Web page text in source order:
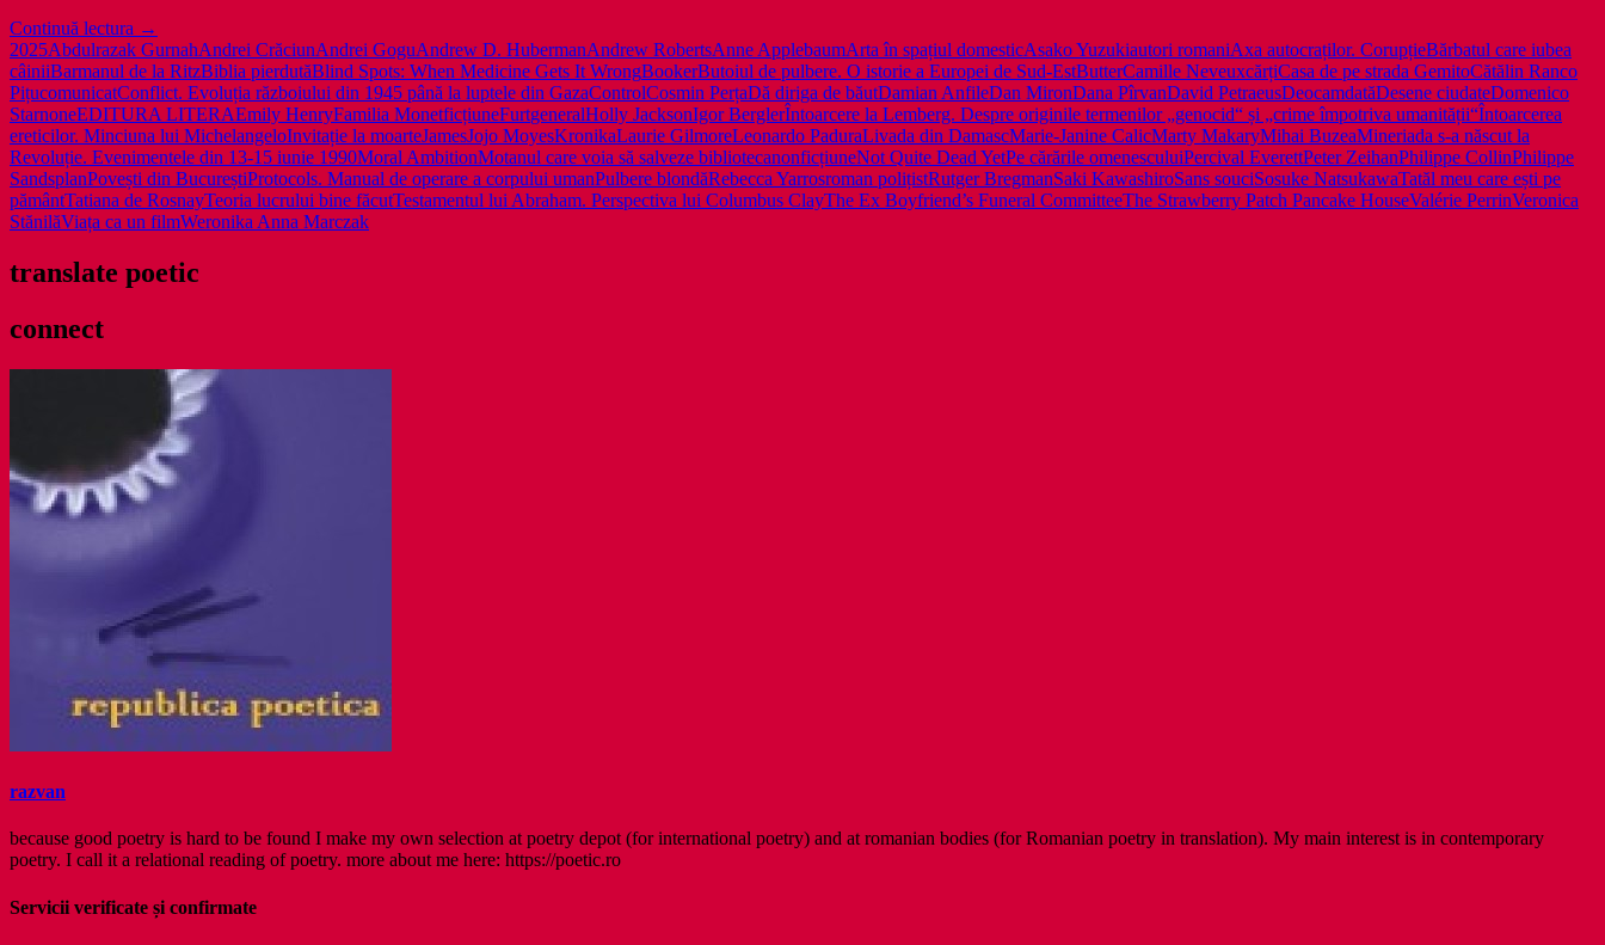
Continuă lectura Care-
i
planul
editurii
Litera
cu
cărțile
din
2025
→
2025Abdulrazak GurnahAndrei CrăciunAndrei GoguAndrew D. HubermanAndrew RobertsAnne ApplebaumArta în spațiul domesticAsako Yuzukiautori romaniAxa autocraților. CorupțieBărbatul care iubea
câiniiBarmanul de la RitzBiblia pierdutăBlind Spots: When Medicine Gets It WrongBookerButoiul de pulbere. O istorie a Europei de Sud-EstButterCamille NeveuxcărțiCasa de pe strada GemitoCătălin Ranco
PițucomunicatConflict. Evoluția războiului din 1945 până la luptele din GazaControlCosmin PerțaDă diriga de băutDamian AnfileDan MironDana PîrvanDavid PetraeusDeocamdatăDesene ciudateDomenico
StarnoneEDITURA LITERAEmily HenryFamilia MonetficțiuneFurtgeneralHolly JacksonIgor BerglerÎntoarcere la Lemberg. Despre originile termenilor „genocid“ și „crime împotriva umanității“Întoarcerea
ereticilor. Minciuna lui MichelangeloInvitație la moarteJamesJojo MoyesKronikaLaurie GilmoreLeonardo PaduraLivada din DamascMarie-Janine CalicMarty MakaryMihai BuzeaMineriada s-a născut la
Revoluție. Evenimentele din 13-15 iunie 1990Moral AmbitionMotanul care voia să salveze bibliotecanonficțiuneNot Quite Dead YetPe cărările omenesculuiPercival EverettPeter ZeihanPhilippe CollinPhilippe
SandsplanPovești din BucureștiProtocols. Manual de operare a corpului umanPulbere blondăRebecca Yarrosroman polițistRutger BregmanSaki KawashiroSans souciSosuke NatsukawaTatăl meu care ești pe
pământTatiana de RosnayTeoria lucrului bine făcutTestamentul lui Abraham. Perspectiva lui Columbus ClayThe Ex Boyfriend’s Funeral CommitteeThe Strawberry Patch Pancake HouseValérie PerrinVeronica
StănilăViața ca un filmWeronika Anna Marczak
translate poetic
connect
razvan
because good poetry is hard to be found I make my own selection at poetry depot (for international poetry) and at romanian bodies (for Romanian poetry in translation). My main interest is in contemporary
poetry. I call it a relational reading of poetry. more about me here: https://poetic.ro
Servicii verificate și confirmate